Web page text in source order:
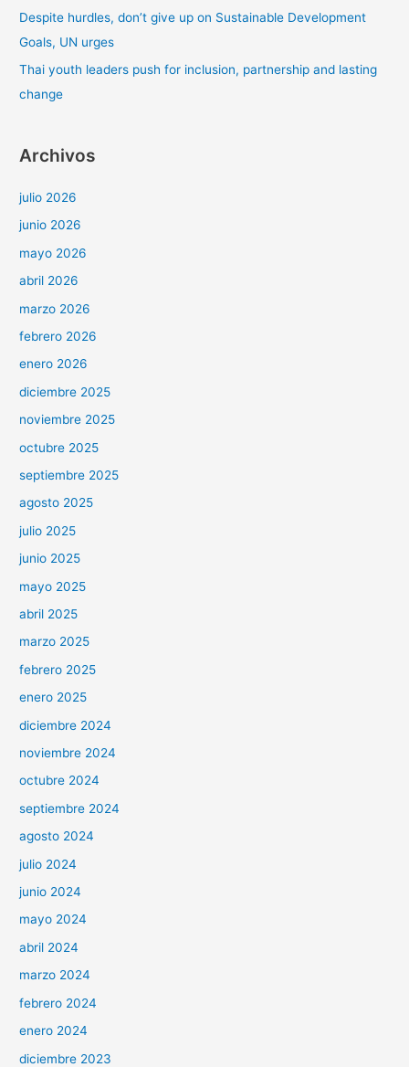
Despite hurdles, don’t give up on Sustainable Development
Goals, UN urges
Thai youth leaders push for inclusion, partnership and lasting
change
Archivos
julio 2026
junio 2026
mayo 2026
abril 2026
marzo 2026
febrero 2026
enero 2026
diciembre 2025
noviembre 2025
octubre 2025
septiembre 2025
agosto 2025
julio 2025
junio 2025
mayo 2025
abril 2025
marzo 2025
febrero 2025
enero 2025
diciembre 2024
noviembre 2024
octubre 2024
septiembre 2024
agosto 2024
julio 2024
junio 2024
mayo 2024
abril 2024
marzo 2024
febrero 2024
enero 2024
diciembre 2023